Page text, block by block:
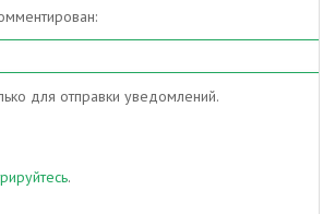
для отправки уведомлений.
.